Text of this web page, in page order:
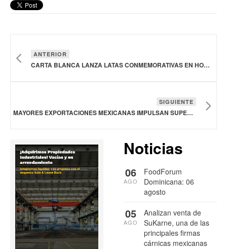
ANTERIOR
CARTA BLANCA LANZA LATAS CONMEMORATIVAS EN HONOR A SUS MÁS DE 130 AÑOS DE HISTORIA
SIGUIENTE
MAYORES EXPORTACIONES MEXICANAS IMPULSAN SUPERÁVIT DE 3,930 MDD EN BALANZA AGROALIMENTARIA DE ENERO-ABRIL 2024
Noticias
FoodForum
Dominicana: 06
agosto
06
AGO
Analizan venta de
SuKarne, una de las
principales firmas
cárnicas mexicanas
05
AGO